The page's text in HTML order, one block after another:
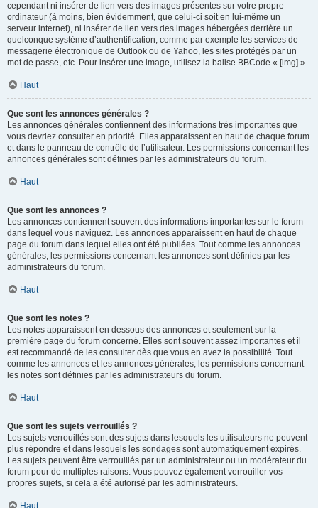
cependant ni insérer de lien vers des images présentes sur votre propre
ordinateur (à moins, bien évidemment, que celui-ci soit en lui-même un
serveur internet), ni insérer de lien vers des images hébergées derrière un
quelconque système d’authentification, comme par exemple les services de
messagerie électronique de Outlook ou de Yahoo, les sites protégés par un
mot de passe, etc. Pour insérer une image, utilisez la balise BBCode « [img] ».
Haut
Que sont les annonces générales ?
Les annonces générales contiennent des informations très importantes que
vous devriez consulter en priorité. Elles apparaissent en haut de chaque forum
et dans le panneau de contrôle de l’utilisateur. Les permissions concernant les
annonces générales sont définies par les administrateurs du forum.
Haut
Que sont les annonces ?
Les annonces contiennent souvent des informations importantes sur le forum
dans lequel vous naviguez. Les annonces apparaissent en haut de chaque
page du forum dans lequel elles ont été publiées. Tout comme les annonces
générales, les permissions concernant les annonces sont définies par les
administrateurs du forum.
Haut
Que sont les notes ?
Les notes apparaissent en dessous des annonces et seulement sur la
première page du forum concerné. Elles sont souvent assez importantes et il
est recommandé de les consulter dès que vous en avez la possibilité. Tout
comme les annonces et les annonces générales, les permissions concernant
les notes sont définies par les administrateurs du forum.
Haut
Que sont les sujets verrouillés ?
Les sujets verrouillés sont des sujets dans lesquels les utilisateurs ne peuvent
plus répondre et dans lesquels les sondages sont automatiquement expirés.
Les sujets peuvent être verrouillés par un administrateur ou un modérateur du
forum pour de multiples raisons. Vous pouvez également verrouiller vos
propres sujets, si cela a été autorisé par les administrateurs.
Haut